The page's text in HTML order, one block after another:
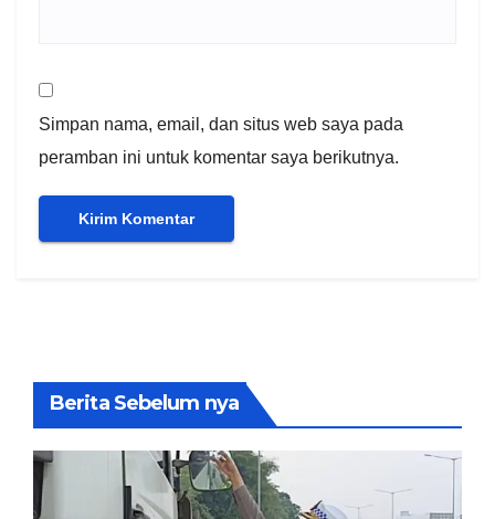
Simpan nama, email, dan situs web saya pada
peramban ini untuk komentar saya berikutnya.
Berita Sebelum nya